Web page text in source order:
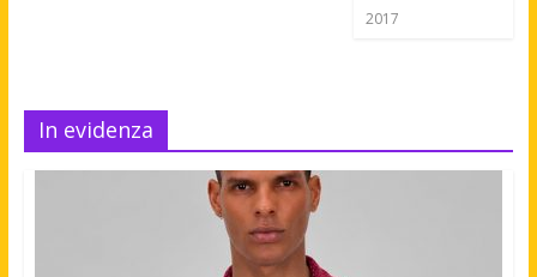
2017
In evidenza